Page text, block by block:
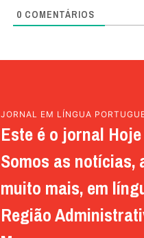
0 COMENTÁRIOS
JORNAL EM LÍNGUA
Este é o jornal
Somos as notícias,
muito mais, em
Região